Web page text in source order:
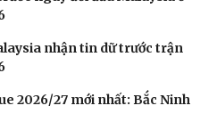
nhận tin dữ trước trận
2026/27 mới nhất: Bắc Ninh